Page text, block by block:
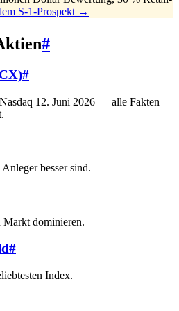
S-1-Prospekt →
#
#
12. Juni 2026 — alle Fakten
besser sind.
Markt dominieren.
#
Index.